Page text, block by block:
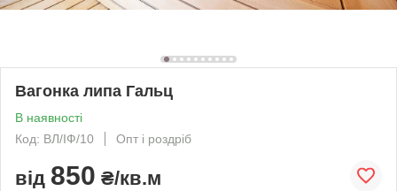
Вагонка липа Гальц
В наявності
Код: ВЛ/ІФ/10
Опт і роздріб
від 850 ₴/кв.м